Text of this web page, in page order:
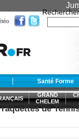
Rechercher
Santé Forme
GRAND
CHELEM
de